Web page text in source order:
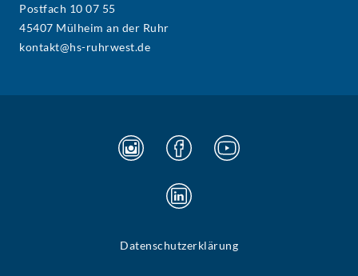
Postfach 10 07 55
45407 Mülheim an der Ruhr
kontakt@hs-ruhrwest.de
Datenschutzerklärung